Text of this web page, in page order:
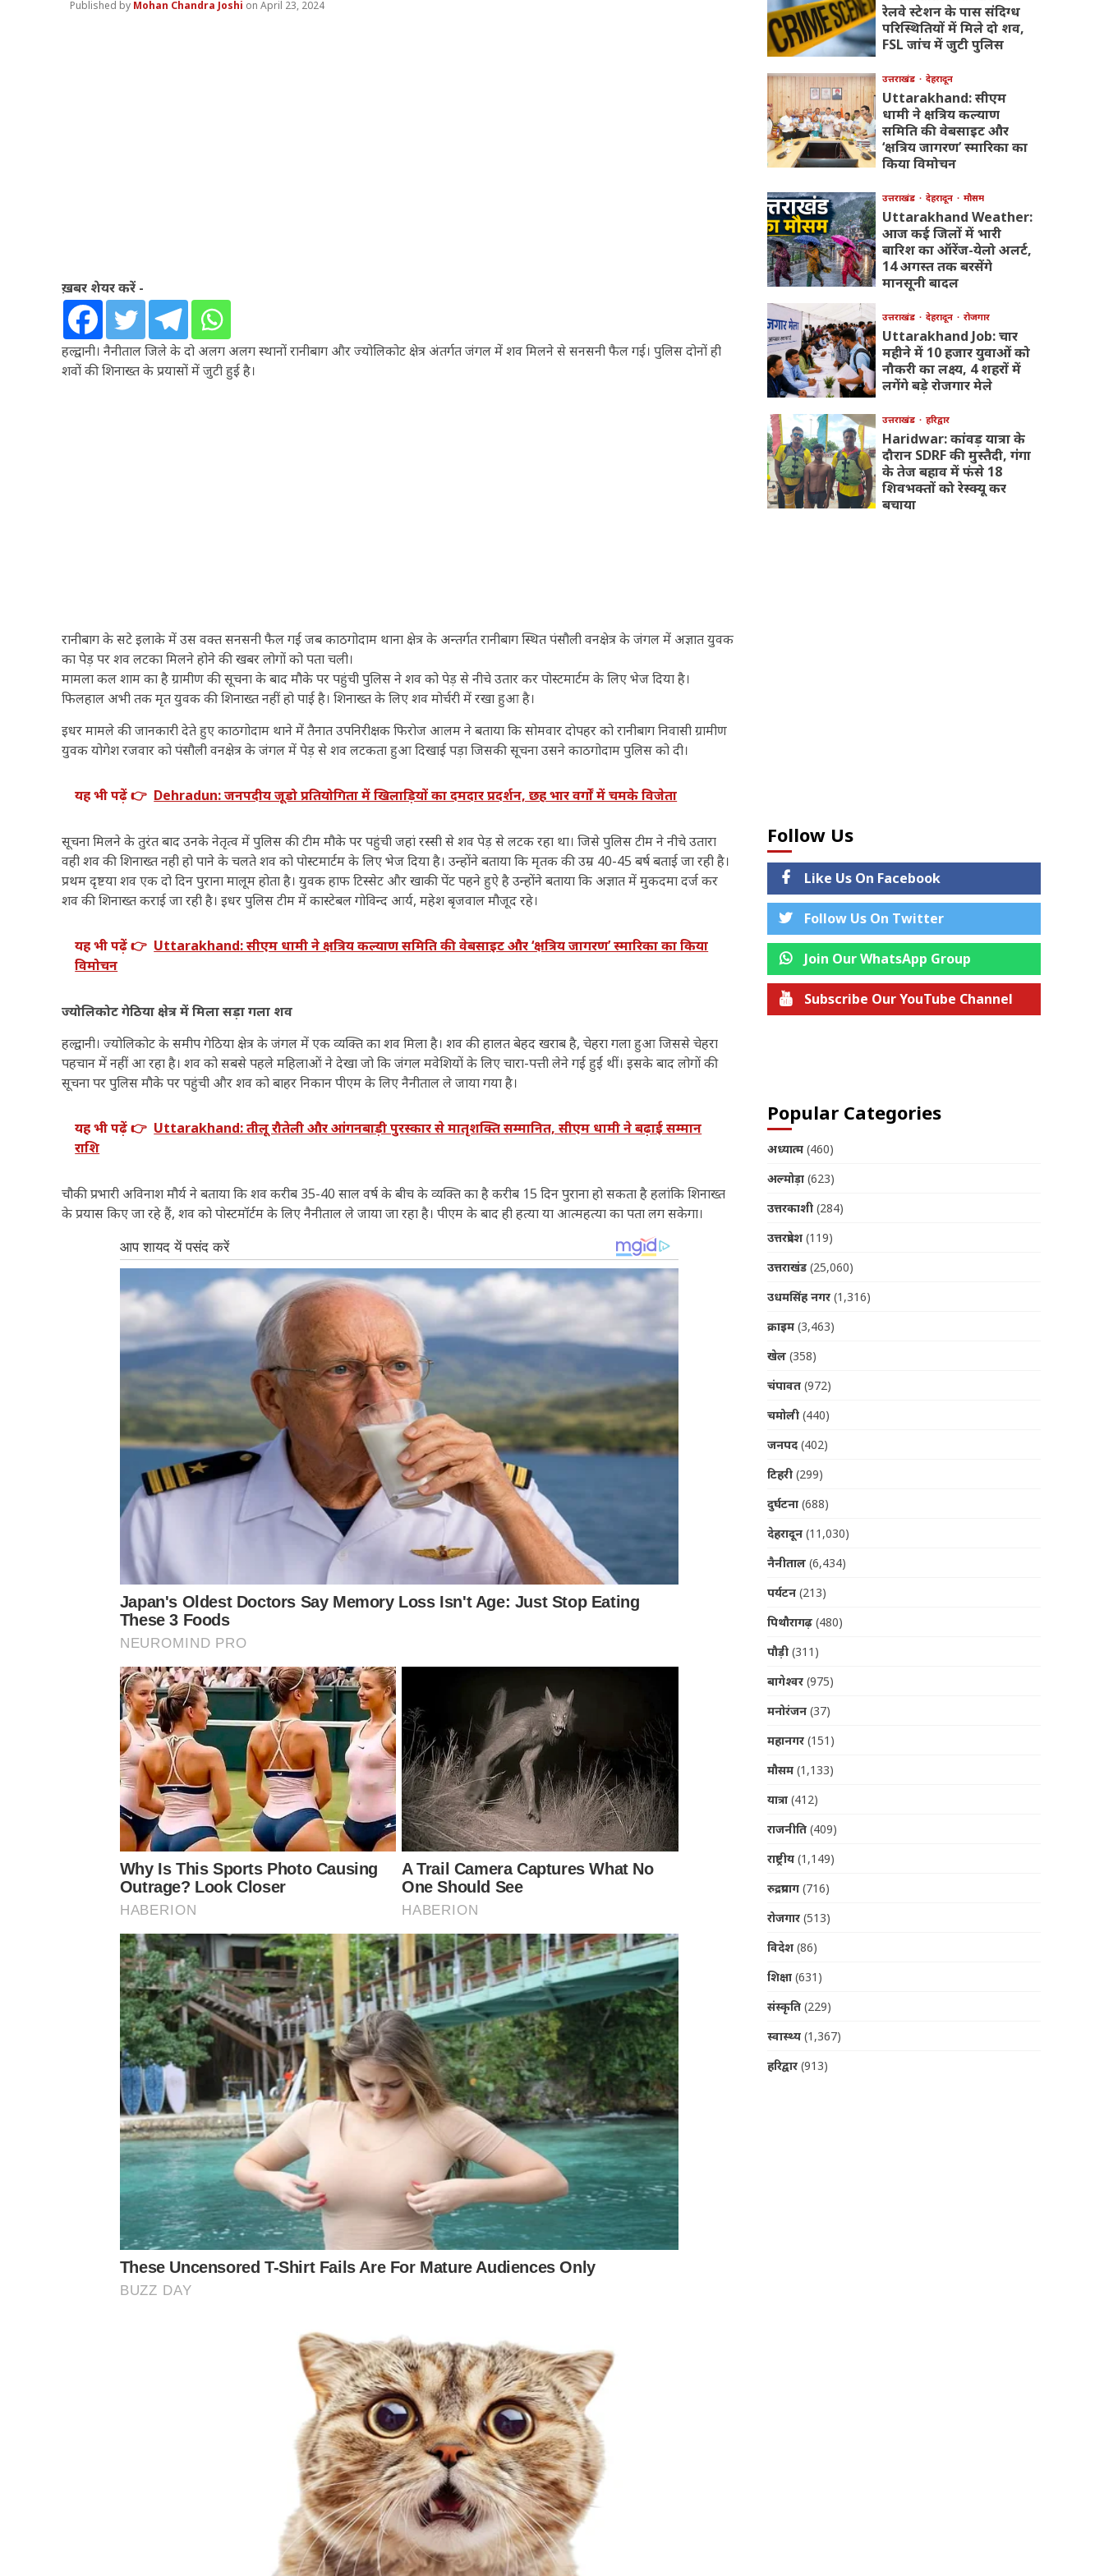
Mohan Chandra Joshi April 23, 2024
ख़बर शेयर करें -
हल्द्वानी। नैनीताल जिले के दो अलग अलग स्थानों रानीबाग और ज्योलिकोट क्षेत्र अंतर्गत जंगल में शव मिलने से सनसनी फैल गई। पुलिस दोनों ही
शवों की शिनाख्त के प्रयासों में जुटी हुई है।
रानीबाग के सटे इलाके में उस वक्त सनसनी फैल गई जब काठगोदाम थाना क्षेत्र के अन्तर्गत रानीबाग स्थित पंसौली वनक्षेत्र के जंगल में अज्ञात युवक
का पेड़ पर शव लटका मिलने होने की खबर लोगों को पता चली।
मामला कल शाम का है ग्रामीण की सूचना के बाद मौके पर पहुंची पुलिस ने शव को पेड़ से नीचे उतार कर पोस्टमार्टम के लिए भेज दिया है।
फिलहाल अभी तक मृत युवक की शिनाख्त नहीं हो पाई है। शिनाख्त के लिए शव मोर्चरी में रखा हुआ है।
इधर मामले की जानकारी देते हुए काठगोदाम थाने में तैनात उपनिरीक्षक फिरोज आलम ने बताया कि सोमवार दोपहर को रानीबाग निवासी ग्रामीण
युवक योगेश रजवार को पंसौली वनक्षेत्र के जंगल में पेड़ से शव लटकता हुआ दिखाई पड़ा जिसकी सूचना उसने काठगोदाम पुलिस को दी।
यह भी पढ़ें 👉 Dehradun: जनपदीय जूडो प्रतियोगिता में खिलाड़ियों का दमदार प्रदर्शन, छह भार वर्गों में चमके विजेता
सूचना मिलने के तुरंत बाद उनके नेतृत्व में पुलिस की टीम मौके पर पहुंची जहां रस्सी से शव पेड़ से लटक रहा था। जिसे पुलिस टीम ने नीचे उतारा
वही शव की शिनाख्त नही हो पाने के चलते शव को पोस्टमार्टम के लिए भेज दिया है। उन्होंने बताया कि मृतक की उम्र 40-45 बर्ष बताई जा रही है।
प्रथम दृष्टया शव एक दो दिन पुराना मालूम होता है। युवक हाफ टिस्सेट और खाकी पेंट पहने हुऐ है उन्होंने बताया कि अज्ञात में मुकदमा दर्ज कर
शव की शिनाख्त कराई जा रही है। इधर पुलिस टीम में कास्टेबल गोविन्द आर्य, महेश बृजवाल मौजूद रहे।
यह भी पढ़ें 👉 Uttarakhand: सीएम धामी ने क्षत्रिय कल्याण समिति की वेबसाइट और ‘क्षत्रिय जागरण’ स्मारिका का किया
विमोचन
ज्योलिकोट गेठिया क्षेत्र में मिला सड़ा गला शव
हल्द्वानी। ज्योलिकोट के समीप गेठिया क्षेत्र के जंगल में एक व्यक्ति का शव मिला है। शव की हालत बेहद खराब है, चेहरा गला हुआ जिससे चेहरा
पहचान में नहीं आ रहा है। शव को सबसे पहले महिलाओं ने देखा जो कि जंगल मवेशियों के लिए चारा-पत्ती लेने गई हुईं थीं। इसके बाद लोगों की
सूचना पर पुलिस मौके पर पहुंची और शव को बाहर निकान पीएम के लिए नैनीताल ले जाया गया है।
यह भी पढ़ें 👉 Uttarakhand: तीलू रौतेली और आंगनबाड़ी पुरस्कार से मातृशक्ति सम्मानित, सीएम धामी ने बढ़ाई सम्मान
राशि
चौकी प्रभारी अविनाश मौर्य ने बताया कि शव करीब 35-40 साल वर्ष के बीच के व्यक्ति का है करीब 15 दिन पुराना हो सकता है हलांकि शिनाख्त
के प्रयास किए जा रहे हैं, शव को पोस्टमॉर्टम के लिए नैनीताल ले जाया जा रहा है। पीएम के बाद ही हत्या या आत्महत्या का पता लग सकेगा।
रेलवे स्टेशन के पास संदिग्ध
परिस्थितियों में मिले दो शव,
FSL जांच में जुटी पुलिस
उत्तराखंड देहरादून
Uttarakhand: सीएम
धामी ने क्षत्रिय कल्याण
समिति की वेबसाइट और
‘क्षत्रिय जागरण’ स्मारिका का
किया विमोचन
उत्तराखंड देहरादून मौसम
Uttarakhand Weather:
आज कई जिलों में भारी
बारिश का ऑरेंज-येलो अलर्ट,
14 अगस्त तक बरसेंगे
मानसूनी बादल
उत्तराखंड देहरादून रोजगार
Uttarakhand Job: चार
महीने में 10 हजार युवाओं को
नौकरी का लक्ष्य, 4 शहरों में
लगेंगे बड़े रोजगार मेले
उत्तराखंड हरिद्वार
Haridwar: कांवड़ यात्रा के
दौरान SDRF की मुस्तैदी, गंगा
के तेज बहाव में फंसे 18
शिवभक्तों को रेस्क्यू कर
बचाया
Follow Us
Like Us On Facebook
Follow Us On Twitter
Join Our WhatsApp Group
Subscribe Our YouTube Channel
Popular Categories
अध्यात्म(460)
अल्मोड़ा(623)
उत्तरकाशी(284)
उत्तरप्रदेश(119)
उत्तराखंड(25,060)
उधमसिंह नगर(1,316)
क्राइम(3,463)
खेल(358)
चंपावत(972)
चमोली(440)
जनपद(402)
टिहरी(299)
दुर्घटना(688)
देहरादून(11,030)
नैनीताल(6,434)
पर्यटन(213)
पिथौरागढ़(480)
पौड़ी(311)
बागेश्वर(975)
मनोरंजन(37)
महानगर(151)
मौसम(1,133)
यात्रा(412)
राजनीति(409)
राष्ट्रीय(1,149)
रुद्रप्रयाग(716)
रोजगार(513)
विदेश(86)
शिक्षा(631)
संस्कृति(229)
स्वास्थ्य(1,367)
हरिद्वार(913)